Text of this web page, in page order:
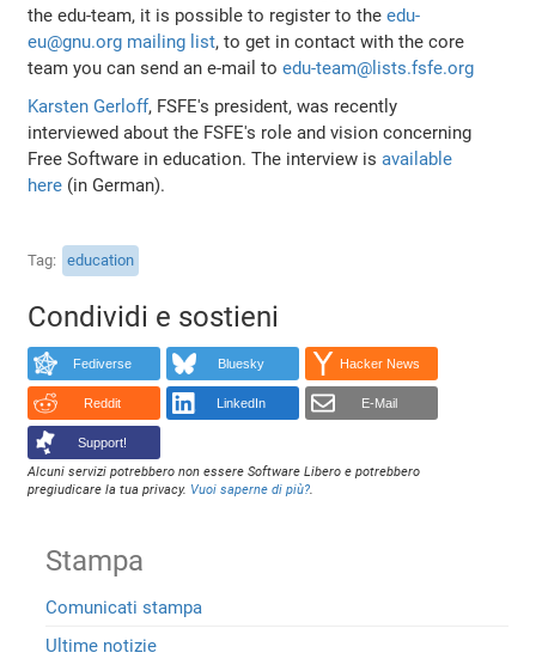
the edu-team, it is possible to register to theedu-
eu@gnu.org mailing list, to get in contact with the core
team you can send an e-mail toedu-team@lists.fsfe.org
Karsten Gerloff, FSFE's president, was recently
interviewed about the FSFE's role and vision concerning
Free Software in education. The interview isavailable
here (in German).
Tag education
Condividi e sostieni
Fediverse Bluesky Hacker News
Reddit LinkedIn E-Mail
Support!
Alcuni servizi potrebbero non essere Software Libero e potrebbero
pregiudicare la tua privacy. Vuoi saperne di più?.
Stampa
Comunicati stampa
Ultime notizie